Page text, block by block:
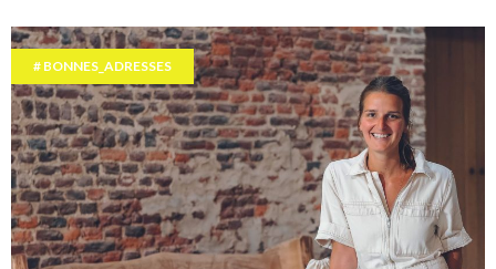
BONNES_ADRESSES